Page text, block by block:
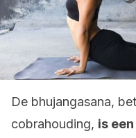
De bhujangasana,
cobrahouding, is